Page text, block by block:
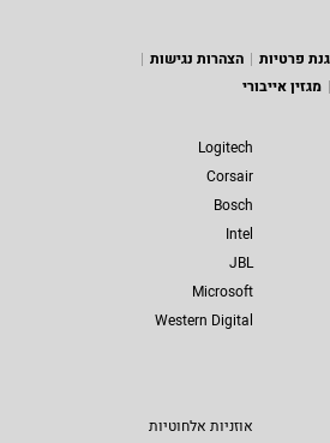
פרטיות
הצהרות נגישות
מגזין אייבורי
Logitech
Corsair
Bosch
Intel
JBL
Microsoft
Western Digital
אוזניות אלחוטיות